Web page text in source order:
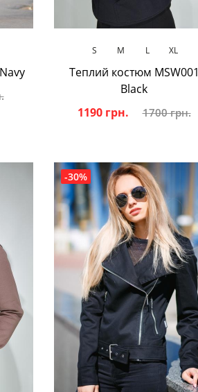
S M L XL
Теплий костюм MSW001
Black
1190 грн.
1700 грн.
-30%